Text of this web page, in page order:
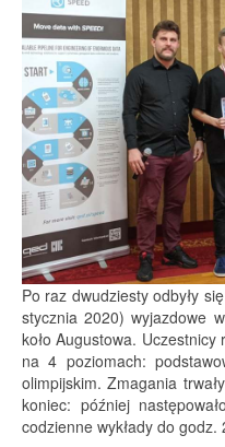
Po raz dwudziesty odbyły
stycznia 2020) wyjazdowe
koło Augustowa.
na 4 poziomach:
olimpijskim. Zmagania
koniec: później
codzienne wykłady do godz.